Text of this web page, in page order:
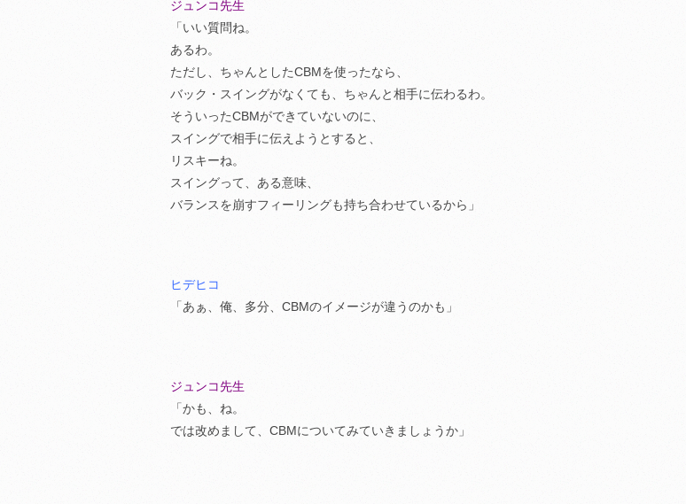
ジュンコ先生
「いい質問ね。
あるわ。
ただし、ちゃんとしたCBMを使ったなら、
バック・スイングがなくても、ちゃんと相手に伝わるわ。
そういったCBMができていないのに、
スイングで相手に伝えようとすると、
リスキーね。
スイングって、ある意味、
バランスを崩すフィーリングも持ち合わせているから」
ヒデヒコ
「あぁ、俺、多分、CBMのイメージが違うのかも」
ジュンコ先生
「かも、ね。
では改めまして、CBMについてみていきましょうか」